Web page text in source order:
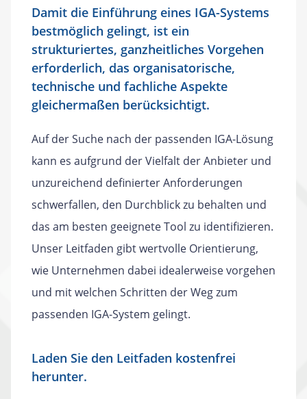
Damit die Einführung eines IGA-Systems
bestmöglich gelingt, ist ein
strukturiertes, ganzheitliches Vorgehen
erforderlich, das organisatorische,
technische und fachliche Aspekte
gleichermaßen berücksichtigt.
Auf der Suche nach der passenden IGA-Lösung
kann es aufgrund der Vielfalt der Anbieter und
unzureichend definierter Anforderungen
schwerfallen, den Durchblick zu behalten und
das am besten geeignete Tool zu identifizieren.
Unser Leitfaden gibt wertvolle Orientierung,
wie Unternehmen dabei idealerweise vorgehen
und mit welchen Schritten der Weg zum
passenden IGA-System gelingt.
Laden Sie den Leitfaden kostenfrei
herunter.